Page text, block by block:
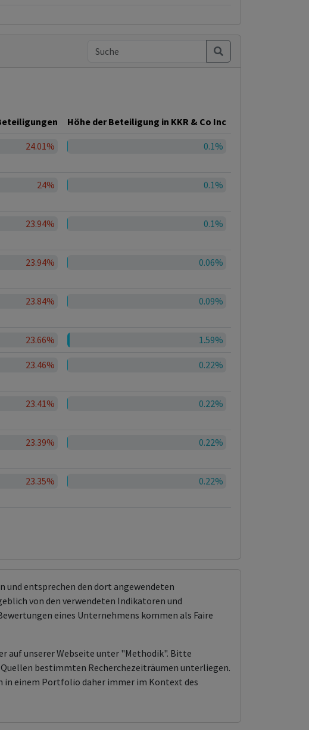
Höhe der Beteiligung in KKR & Co Inc
24.01% 0.1%
24% 0.1%
23.94% 0.1%
23.94% 0.06%
23.84% 0.09%
23.66% 1.59%
23.46% 0.22%
23.41% 0.22%
23.39% 0.22%
23.35% 0.22%
und entsprechen den dort angewendeten
von den verwendeten Indikatoren und
eines Unternehmens kommen als Faire
auf unserer Webseite unter "Methodik". Bitte
Quellen bestimmten Recherchezeiträumen unterliegen.
in einem Portfolio daher immer im Kontext des